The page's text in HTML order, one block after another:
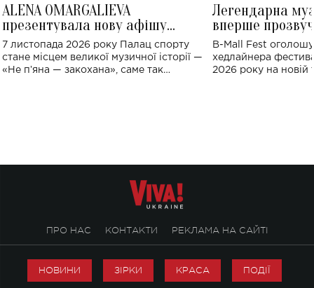
ALENA OMARGALIEVA
презентувала нову афішу
великого концерту в Палаці
спорту
7 листопада 2026 року Палац спорту
стане місцем великої музичної історії —
«Не пʼяна — закохана», саме так
Легендарна
вперше
Україні: де
B-Mall Fest
хедлайнера
2026 року на новій
ПРО НАС КОНТАКТИ РЕКЛАМА НА САЙТІ
НОВИНИ ЗІРКИ КРАСА ПОДІЇ